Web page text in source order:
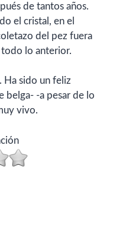
de tantos años.
el cristal, en el
del pez fuera
todo lo anterior.
Ha sido un feliz
belga- -a pesar de lo
vivo.